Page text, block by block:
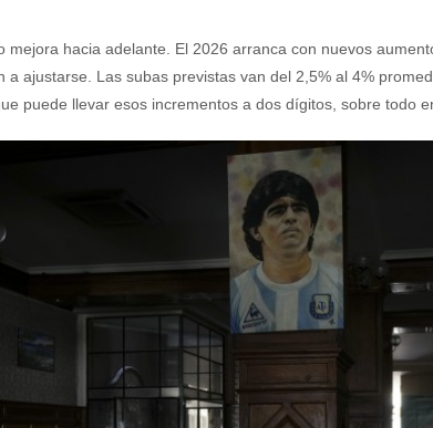
mejora hacia adelante. El 2026 arranca con nuevos
a ajustarse. Las subas previstas van del 2,5% al 4%
puede llevar esos incrementos a dos dígitos, sobre todo